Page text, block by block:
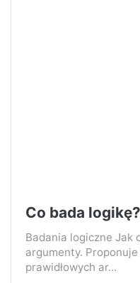
Co bada logikę?
Badania logiczne Jak
argumenty.
prawidłowych ar...